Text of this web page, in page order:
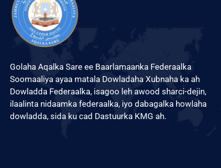
Golaha Aqalka Sare ee Baarlamaanka Federaalka
Soomaaliya ayaa matala Dowladaha Xubnaha ka ah
Dowladda Federaalka, isagoo leh awood sharci-dejin,
ilaalinta nidaamka federaalka, iyo dabagalka howlaha
dowladda, sida ku cad Dastuurka KMG ah.